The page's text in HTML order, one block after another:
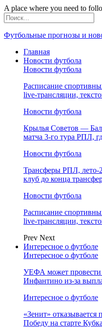
A place where you need to
Футбольные прогнозы и
Главная
Новости футбола
Новости футбола
Расписание
live-трансляции,
Новости футбола
Крылья Советов —
матча 3-го тура РПЛ,
Новости футбола
Трансферы РПЛ, лето-
клуб до конца
Новости футбола
Расписание
live-трансляции,
Prev Next
Интересное о футболе
Интересное о футболе
УЕФА может провести
Инфантино из‑за
Интересное о футболе
«Зенит» отказывается
Победу на старте